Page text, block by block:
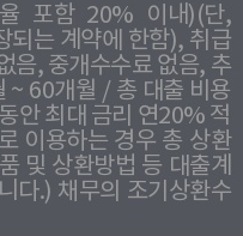
포함 20% 이내)(단,
되는 계약에 한함), 취급
음, 중개수수료 없음, 추
~ 60개월 / 총 대출 비용
안 최대 금리 연20% 적
이용하는 경우 총 상환
및 상환방법 등 대출계
다.) 채무의 조기상환수